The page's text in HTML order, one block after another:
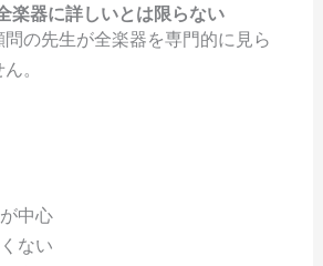
楽器に詳しいとは限らない
の先生が全楽器を専門的に見ら
。
中心
ない